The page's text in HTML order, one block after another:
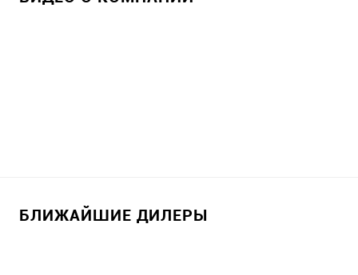
БЛИЖАЙШИЕ ДИЛЕРЫ